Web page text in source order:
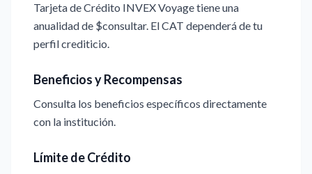
Tarjeta de Crédito INVEX Voyage tiene una
anualidad de $consultar. El CAT dependerá de tu
perfil crediticio.
Beneficios y Recompensas
Consulta los beneficios específicos directamente
con la institución.
Límite de Crédito